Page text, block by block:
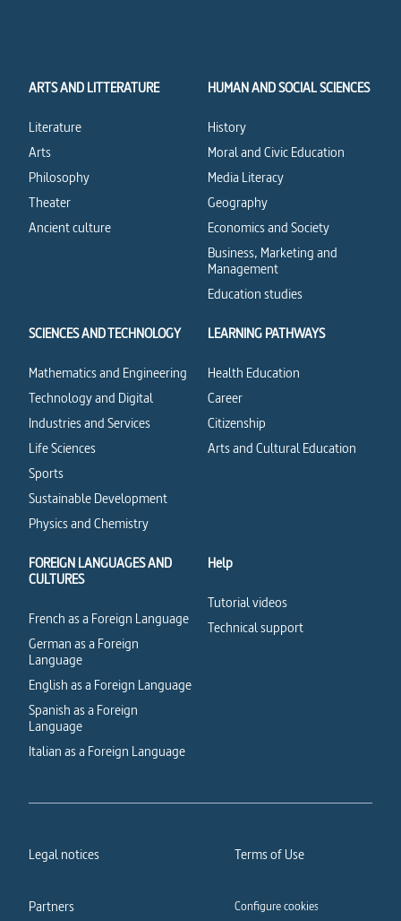
ARTS AND LITTERATURE
Literature
Arts
Philosophy
Theater
Ancient culture
HUMAN AND SOCIAL SCIENCES
History
Moral and Civic Education
Media Literacy
Geography
Economics and Society
Business, Marketing and
Management
Education studies
SCIENCES AND TECHNOLOGY
Mathematics and Engineering
Technology and Digital
Industries and Services
Life Sciences
Sports
Sustainable Development
Physics and Chemistry
LEARNING PATHWAYS
Health Education
Career
Citizenship
Arts and Cultural Education
FOREIGN LANGUAGES AND
CULTURES
French as a Foreign Language
German as a Foreign
Language
English as a Foreign Language
Spanish as a Foreign
Language
Italian as a Foreign Language
Help
Tutorial videos
Technical support
Legal notices Terms of Use
Partners Configure cookies